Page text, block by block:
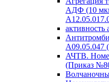
АДФ (10
A09.05.047
АЧТВ.
(Приказ